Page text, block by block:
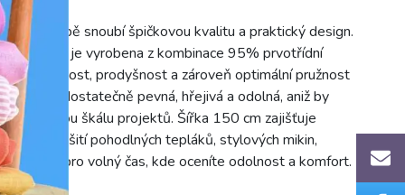
v sobě snoubí špičkovou kvalitu a praktický design.
odstínu je vyrobena z kombinace 95% prvotřídní
měkkost, prodyšnost a zároveň optimální pružnost
dostatečně pevná, hřejivá a odolná, aniž by
a širokou škálu projektů. Šířka 150 cm zajišťuje
pro šití pohodlných tepláků, stylových mikin,
oděvů pro volný čas, kde oceníte odolnost a komfort.
látkou.